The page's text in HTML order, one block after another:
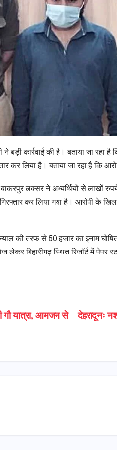
बड़ी कार्रवाई की है। बताया जा रहा है
कर लिया है। बताया जा रहा है कि
बाकरपुर लक्सर ने अभ्यर्थियों से लाखों
कर लिया गया है। आरोपी के
की तरफ से 50 हजार का इनाम
लेकर बिहारीगढ़ स्थित रिजॉर्ट में पेपर
देहरादूनः
गौ यात्रा, आमजन से